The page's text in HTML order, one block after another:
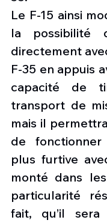
Le F-15 ainsi
la possibilité
directement
F-35 en appuis
capacité de
transport de
mais il
de
plus furtive
monté dans
particularité
fait, qu’il sera